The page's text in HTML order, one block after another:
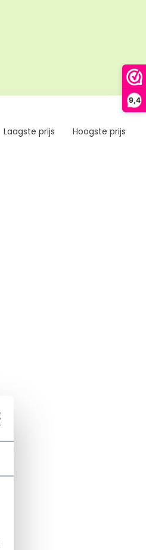
9,4
Laagste prijs Hoogste prijs